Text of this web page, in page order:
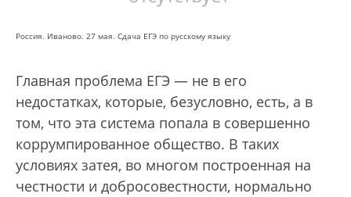
Россия. Иваново. 27 мая. Сдача ЕГЭ по русскому языку
Главная проблема ЕГЭ — не в его
недостатках, которые, безусловно, есть, а в
том, что эта система попала в совершенно
коррумпированное общество. В таких
условиях затея, во многом построенная на
честности и добросовестности, нормально